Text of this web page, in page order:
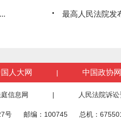
最高人民法院发
人大网 | 中国政协网
信息网 | 人民法院诉讼
号 邮编：100745 总机：